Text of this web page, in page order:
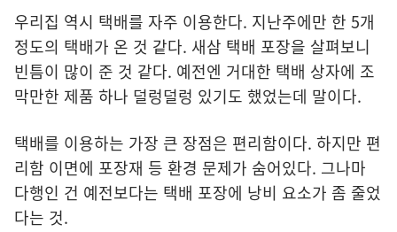
우리집 역시 택배를 자주 이용한다. 지난주에만 한 5개
정도의 택배가 온 것 같다. 새삼 택배 포장을 살펴보니
빈틈이 많이 준 것 같다. 예전엔 거대한 택배 상자에 조
막만한 제품 하나 덜렁덜렁 있기도 했었는데 말이다.
택배를 이용하는 가장 큰 장점은 편리함이다. 하지만 편
리함 이면에 포장재 등 환경 문제가 숨어있다. 그나마
다행인 건 예전보다는 택배 포장에 낭비 요소가 좀 줄었
다는 것.